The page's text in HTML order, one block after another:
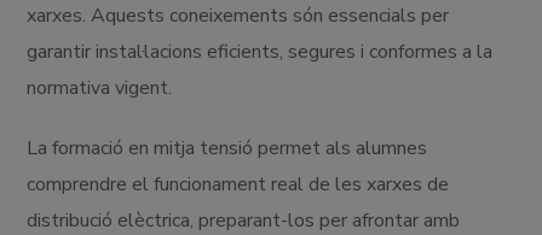
xarxes. Aquests coneixements són essencials per
garantir instal·lacions eficients, segures i conformes a la
normativa vigent.
La formació en mitja tensió permet als alumnes
comprendre el funcionament real de les xarxes de
distribució elèctrica, preparant-los per afrontar amb